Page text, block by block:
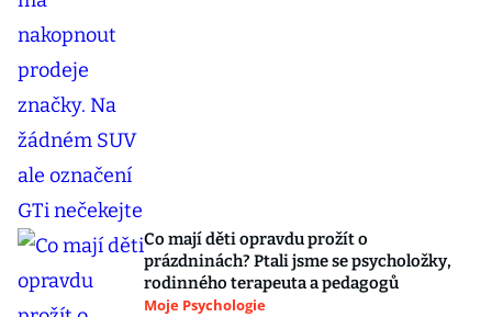
Co mají děti opravdu prožít o
prázdninách? Ptali jsme se psycholožky,
rodinného terapeuta a pedagogů
Moje Psychologie